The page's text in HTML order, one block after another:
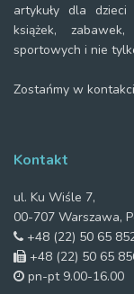
artykuły dla
książek,
sportowych i nie
Zostańmy w
Kontakt
ul. Ku Wiśle 7,
00-707 Warszawa,
+48 (22) 50 65
+48 (22) 50 65
pn-pt 9.00-16.00